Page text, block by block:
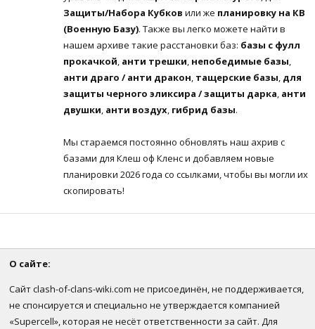
Защиты/Набора Кубков или же планировку на КВ
(Военную Базу). Также вы легко можете найти в
нашем архиве такие расстановки баз: базы с фулл
прокачкой анти трешки непобедимые базы
анти драго / анти дракон тащерские базы для
защиты черного эликсира / защиты дарка анти
двушки анти воздух гибрид базы.
Мы стараемся постоянно обновлять наш ахрив с
базами для Клеш оф Кленс и добавляем новые
планировки 2026 года со ссылками, чтобы вы могли их
скопировать!
О сайте:
Сайт clash-of-clans-wiki.com не присоединён, не поддерживается,
не спонсируется и специально не утверждается компанией
«Supercell», которая не несёт ответственности за сайт. Для